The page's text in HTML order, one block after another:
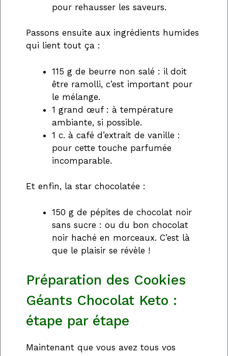
pour rehausser les saveurs.
Passons ensuite aux ingrédients humides
qui lient tout ça :
115 g de beurre non salé : il doit
être ramolli, c’est important pour
le mélange.
1 grand œuf : à température
ambiante, si possible.
1 c. à café d’extrait de vanille :
pour cette touche parfumée
incomparable.
Et enfin, la star chocolatée :
150 g de pépites de chocolat noir
sans sucre : ou du bon chocolat
noir haché en morceaux. C’est là
que le plaisir se révèle !
Préparation des Cookies
Géants Chocolat Keto :
étape par étape
Maintenant que vous avez tous vos